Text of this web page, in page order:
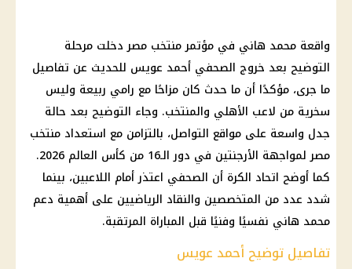
واقعة محمد هاني في مؤتمر منتخب مصر دخلت مرحلة
التوضيح بعد خروج الصحفي أحمد عويس للحديث عن تفاصيل
ما جرى، مؤكدًا أن ما حدث كان مزاحًا مع رامي ربيعة وليس
سخرية من لاعب الأهلي والمنتخب. وجاء التوضيح بعد حالة
جدل واسعة على مواقع التواصل، بالتزامن مع استعداد منتخب
مصر لمواجهة الأرجنتين في دور الـ16 من كأس العالم 2026.
كما أوضح اتحاد الكرة أن الصحفي اعتذر أمام اللاعبين، بينما
شدد عدد من المتخصصين والنقاد الرياضيين على أهمية دعم
محمد هاني نفسيًا وفنيًا قبل المباراة المرتقبة.
تفاصيل توضيح أحمد عويس